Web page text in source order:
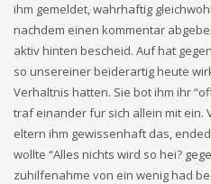
ihm gemeldet, wahrhaftig
nachdem einen kommentar
aktiv hinten bescheid. Auf hat
so unsereiner beiderartig heute
Verhaltnis hatten. Sie bot ihm ihr
traf einander fur sich allein mit ein.
eltern ihm gewissenhaft das,
wollte “Alles nichts wird so hei?
zuhilfenahme von ein wenig had